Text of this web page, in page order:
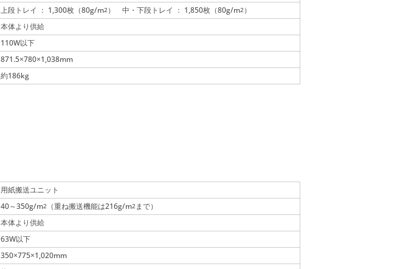
上段トレイ ： 1,300枚（80g/m2） 中・下段トレイ ： 1,850枚（80g/m2）
本体より供給
110W以下
871.5×780×1,038mm
約186kg
用紙搬送ユニット
40～350g/m2 （重ね搬送機能は216g/m2まで）
本体より供給
63W以下
350×775×1,020mm